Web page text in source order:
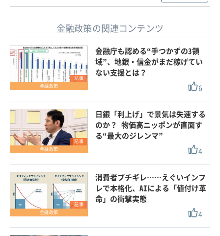
金融政策の関連コンテンツ
記事
金融政策
金融庁も認める“手つかずの3領
域”、地銀・信金がまだ稼げてい
ない支援とは？
6
記事
金融政策
日銀「利上げ」で景気は失速する
のか？ 物価高ニッポンが直面す
る“最大のジレンマ”
4
記事
金融政策
消費者ブチギレ……えぐいインフ
レで本格化、AIによる「値付け革
命」の衝撃実態
4